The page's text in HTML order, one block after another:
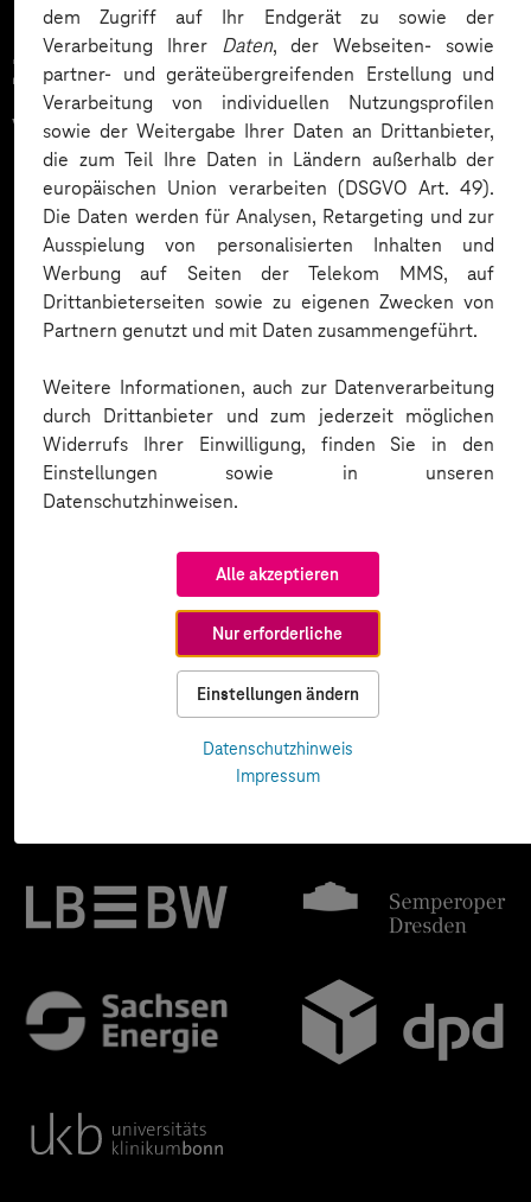
dem Zugriff auf Ihr Endgerät zu sowie der
Verarbeitung Ihrer Daten, der Webseiten- sowie
partner- und geräteübergreifenden Erstellung und
Verarbeitung von individuellen Nutzungsprofilen
sowie der Weitergabe Ihrer Daten an Drittanbieter,
die zum Teil Ihre Daten in Ländern außerhalb der
europäischen Union verarbeiten (DSGVO Art. 49).
Die Daten werden für Analysen, Retargeting und zur
Ausspielung von personalisierten Inhalten und
Werbung auf Seiten der Telekom MMS, auf
Drittanbieterseiten sowie zu eigenen Zwecken von
Partnern genutzt und mit Daten zusammengeführt.
Weitere Informationen, auch zur Datenverarbeitung
durch Drittanbieter und zum jederzeit möglichen
Widerrufs Ihrer Einwilligung, finden Sie in den
Einstellungen sowie in unseren
Datenschutzhinweisen.
Alle akzeptieren
Nur erforderliche
Einstellungen ändern
Datenschutzhinweis
Impressum
Zahlreiche Unternehmen
vertrauen auf unsere
Expertise. Hier eine Auswahl: